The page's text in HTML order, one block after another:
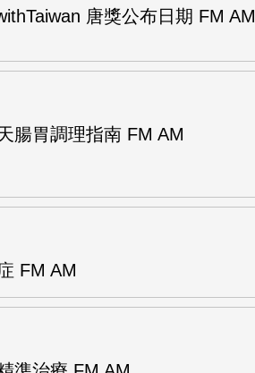
唐獎公布日期 FM AM
腸胃調理指南 FM AM
FM AM